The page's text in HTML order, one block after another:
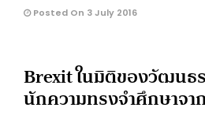
Posted On 3 July 2016
Brexit ในมิติของวัฒนธ
นักความทรงจำศึกษาจ